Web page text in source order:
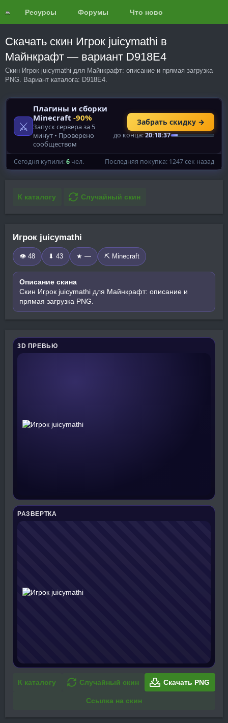
Ресурсы Форумы Что нового?
Скачать скин Игрок juicymathi в
Майнкрафт — вариант D918E4
Скин Игрок juicymathi для Майнкрафт: описание и прямая загрузка
PNG. Вариант каталога: D918E4.
К каталогу Случайный скин
Игрок juicymathi
👁 48 ⬇ 43 ★ — ⛏️ Minecraft
Описание скина
Скин Игрок juicymathi для Майнкрафт: описание и
прямая загрузка PNG.
3D ПРЕВЬЮ
РАЗВЕРТКА
К каталогу Случайный скин Скачать PNG
Ссылка на скин